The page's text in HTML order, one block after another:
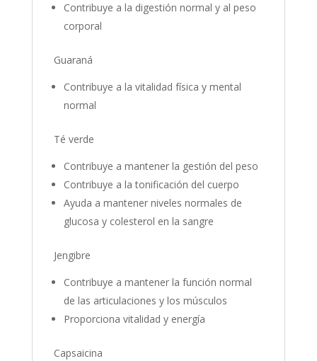
Contribuye a la digestión normal y al peso
corporal
Guaraná
Contribuye a la vitalidad física y mental
normal
Té verde
Contribuye a mantener la gestión del peso
Contribuye a la tonificación del cuerpo
Ayuda a mantener niveles normales de
glucosa y colesterol en la sangre
Jengibre
Contribuye a mantener la función normal
de las articulaciones y los músculos
Proporciona vitalidad y energía
Capsaicina